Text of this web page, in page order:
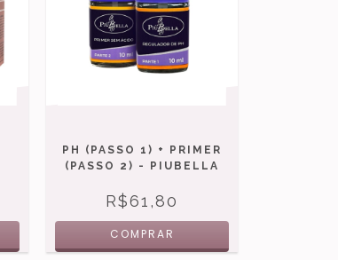
PH (PASSO 1) + PRIMER
(PASSO 2) - PIUBELLA
R$61,80